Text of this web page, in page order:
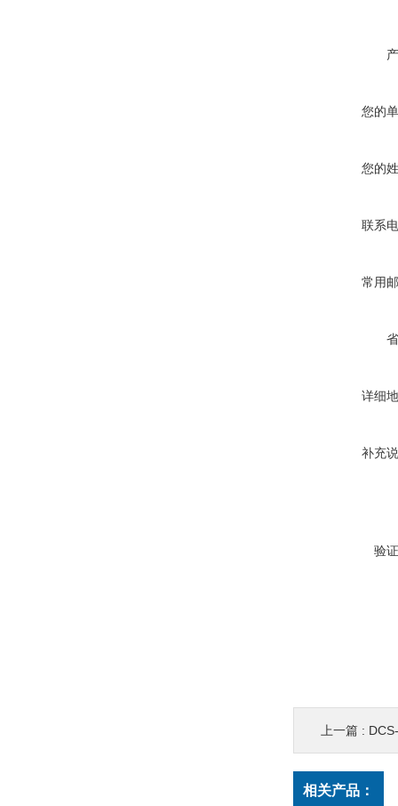
您的
您的
联系
常用
详细
补充
验
上一篇 :
相关产品：